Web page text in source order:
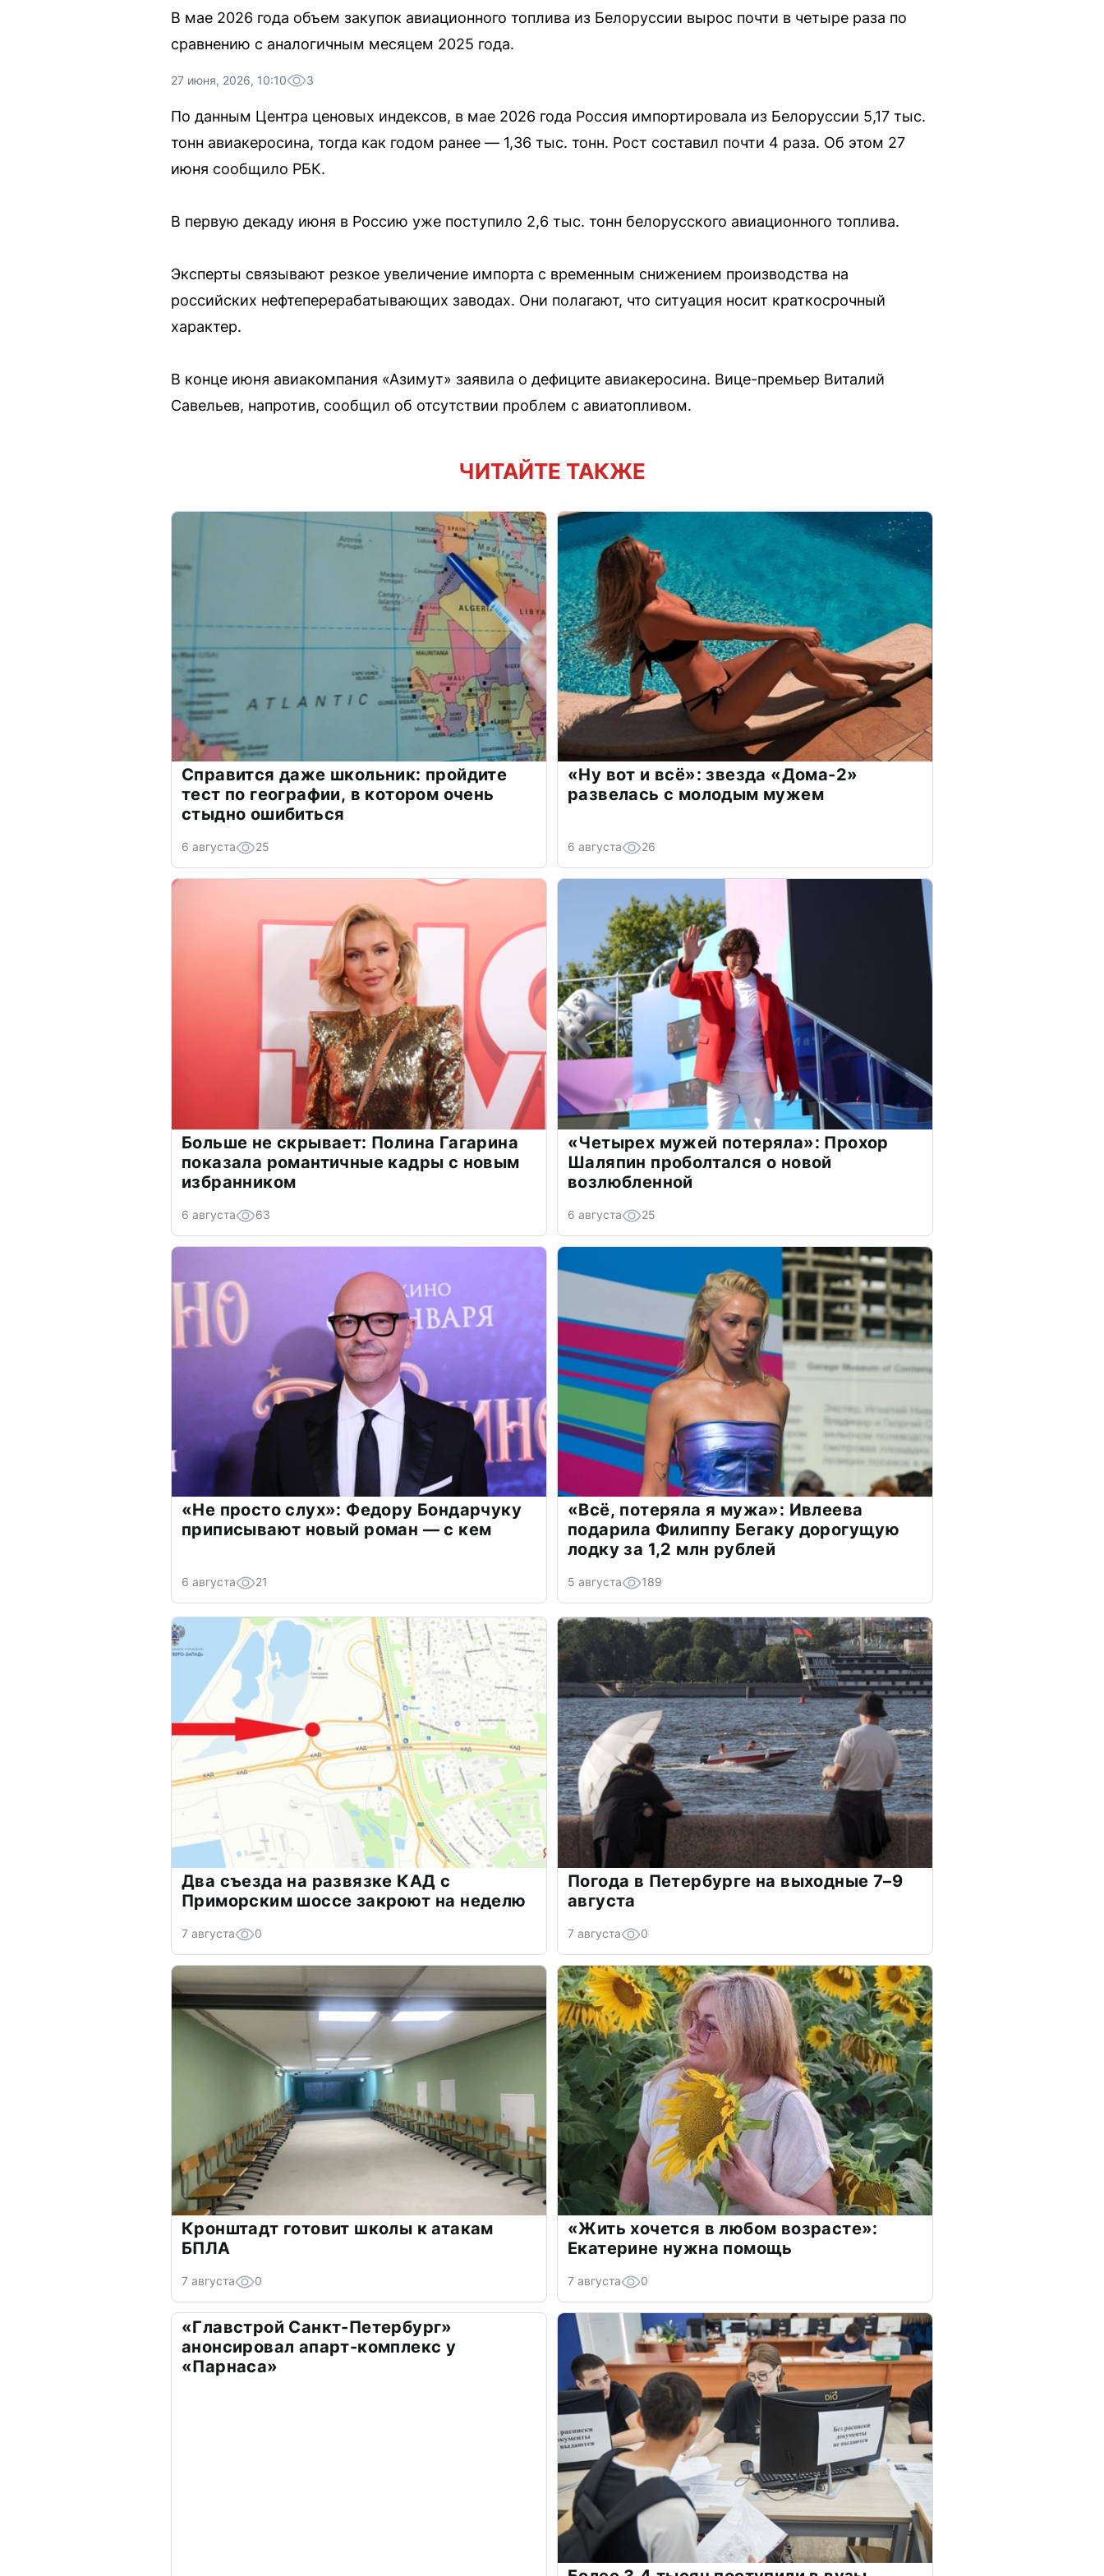
В мае 2026 года объем закупок авиационного топлива из Белоруссии вырос почти в четыре раза по
сравнению с аналогичным месяцем 2025 года.
27 июня, 2026, 10:10 3
По данным Центра ценовых индексов, в мае 2026 года Россия импортировала из Белоруссии 5,17 тыс.
тонн авиакеросина, тогда как годом ранее — 1,36 тыс. тонн. Рост составил почти 4 раза. Об этом 27
июня сообщило РБК.
В первую декаду июня в Россию уже поступило 2,6 тыс. тонн белорусского авиационного топлива.
Эксперты связывают резкое увеличение импорта с временным снижением производства на
российских нефтеперерабатывающих заводах. Они полагают, что ситуация носит краткосрочный
характер.
В конце июня авиакомпания «Азимут» заявила о дефиците авиакеросина. Вице-премьер Виталий
Савельев, напротив, сообщил об отсутствии проблем с авиатопливом.
ЧИТАЙТЕ ТАКЖЕ
Справится даже школьник: пройдите
тест по географии, в котором очень
стыдно ошибиться
6 августа 25
«Ну вот и всё»: звезда «Дома-2»
развелась с молодым мужем
6 августа 26
Больше не скрывает: Полина Гагарина
показала романтичные кадры с новым
избранником
6 августа 63
«Четырех мужей потеряла»: Прохор
Шаляпин проболтался о новой
возлюбленной
6 августа 25
«Не просто слух»: Федору Бондарчуку
приписывают новый роман — с кем
6 августа 21
«Всё, потеряла я мужа»: Ивлеева
подарила Филиппу Бегаку дорогущую
лодку за 1,2 млн рублей
5 августа 189
Два съезда на развязке КАД с
Приморским шоссе закроют на неделю
7 августа 0
Погода в Петербурге на выходные 7–9
августа
7 августа 0
Кронштадт готовит школы к атакам
БПЛА
7 августа 0
«Жить хочется в любом возрасте»:
Екатерине нужна помощь
7 августа 0
«Главстрой Санкт-Петербург»
анонсировал апарт-комплекс у
«Парнаса»